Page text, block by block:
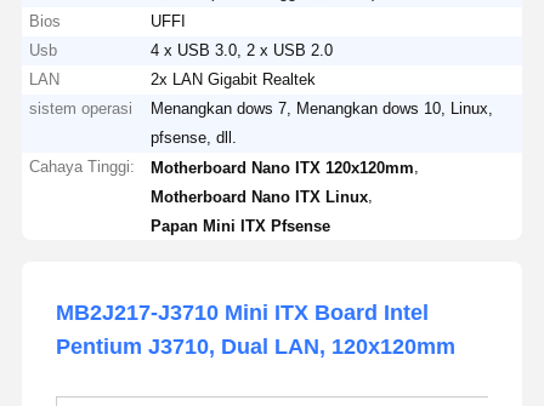
Bios
UFFI
Usb
4 x USB 3.0, 2 x USB 2.0
LAN
2x LAN Gigabit Realtek
sistem operasi
Menangkan dows 7, Menangkan dows 10, Linux,
pfsense, dll.
Cahaya Tinggi:
Motherboard Nano ITX 120x120mm
Motherboard Nano ITX Linux
Papan Mini ITX Pfsense
MB2J217-J3710 Mini ITX Board Intel
Pentium J3710, Dual LAN, 120x120mm